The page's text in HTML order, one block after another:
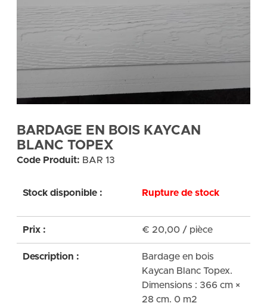
BARDAGE EN BOIS KAYCAN
BLANC TOPEX
Code Produit: BAR 13
Stock disponible : Rupture de stock
Prix : € 20,00 / pièce
Description :
Bardage en bois
Kaycan Blanc Topex.
Dimensions : 366 cm ×
28 cm. 0 m2